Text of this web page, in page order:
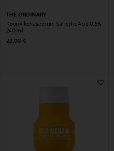
THE ORDINARY
Kooriv kehaseerum Salicylic Acid 0.5%
240 ml
Original Price
22,00 €